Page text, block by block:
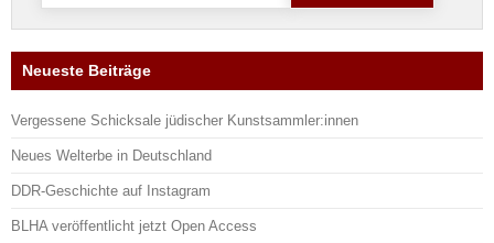
Neueste Beiträge
Vergessene Schicksale jüdischer Kunstsammler:innen
Neues Welterbe in Deutschland
DDR-Geschichte auf Instagram
BLHA veröffentlicht jetzt Open Access